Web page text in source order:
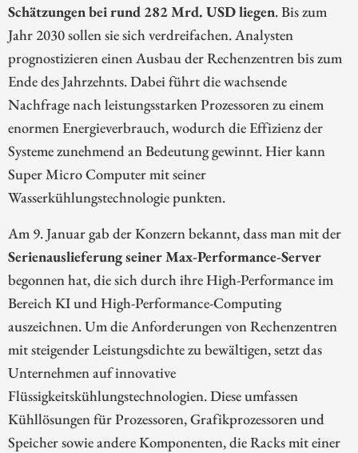
Schätzungen bei rund 282 Mrd. USD liegen. Bis zum
Jahr 2030 sollen sie sich verdreifachen. Analysten
prognostizieren einen Ausbau der Rechenzentren bis zum
Ende des Jahrzehnts. Dabei führt die wachsende
Nachfrage nach leistungsstarken Prozessoren zu einem
enormen Energieverbrauch, wodurch die Effizienz der
Systeme zunehmend an Bedeutung gewinnt. Hier kann
Super Micro Computer mit seiner
Wasserkühlungstechnologie punkten.
Am 9. Januar gab der Konzern bekannt, dass man mit der
Serienauslieferung seiner Max-Performance-Server
begonnen hat, die sich durch ihre High-Performance im
Bereich KI und High-Performance-Computing
auszeichnen. Um die Anforderungen von Rechenzentren
mit steigender Leistungsdichte zu bewältigen, setzt das
Unternehmen auf innovative
Flüssigkeitskühlungstechnologien. Diese umfassen
Kühllösungen für Prozessoren, Grafikprozessoren und
Speicher sowie andere Komponenten, die Racks mit einer